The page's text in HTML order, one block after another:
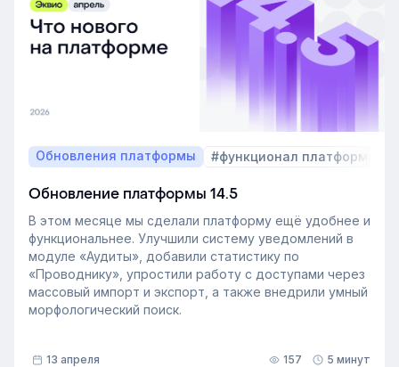
Обновления платформы #функционал платформы
Обновление платформы 14.5
В этом месяце мы сделали платформу ещё удобнее и
функциональнее. Улучшили систему уведомлений в
модуле «Аудиты», добавили статистику по
«Проводнику», упростили работу с доступами через
массовый импорт и экспорт, а также внедрили умный
морфологический поиск.
13 апреля 157 5 минут